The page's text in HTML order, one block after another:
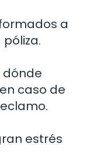
a
dónde
caso de
estrés